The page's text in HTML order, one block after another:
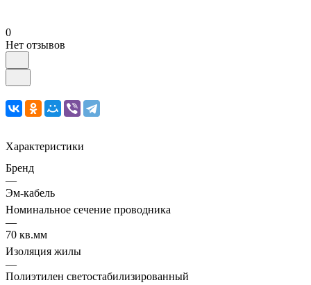
0
Нет отзывов
Характеристики
Бренд
—
Эм-кабель
Номинальное сечение проводника
—
70 кв.мм
Изоляция жилы
—
Полиэтилен светостабилизированный